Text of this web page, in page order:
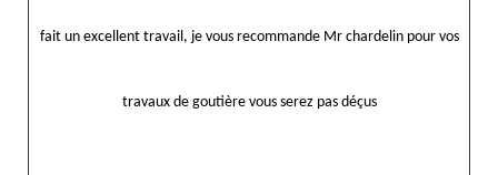
fait un excellent travail, je vous recommande Mr chardelin pour vos
travaux de goutière vous serez pas déçus